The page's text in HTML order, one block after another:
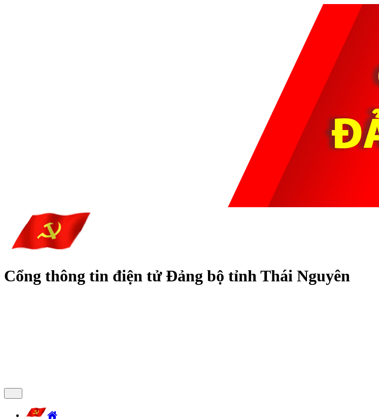
Cổng thông tin điện tử Đảng bộ tỉnh Thái Nguyên